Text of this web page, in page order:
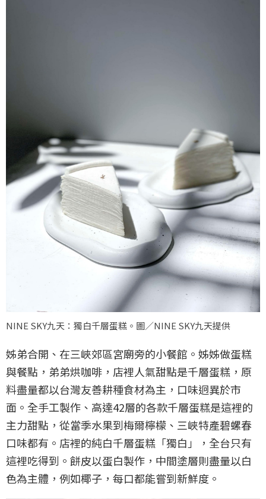
NINE SKY九天：獨白千層蛋糕。圖／NINE SKY九天提供
姊弟合開、在三峽郊區宮廟旁的小餐館。姊姊做蛋糕
與餐點，弟弟烘咖啡，店裡人氣甜點是千層蛋糕，原
料盡量都以台灣友善耕種食材為主，口味迥異於市
面。全手工製作、高達42層的各款千層蛋糕是這裡的
主力甜點，從當季水果到梅爾檸檬、三峽特產碧螺春
口味都有。店裡的純白千層蛋糕「獨白」，全台只有
這裡吃得到。餅皮以蛋白製作，中間塗層則盡量以白
色為主體，例如椰子，每口都能嘗到新鮮度。